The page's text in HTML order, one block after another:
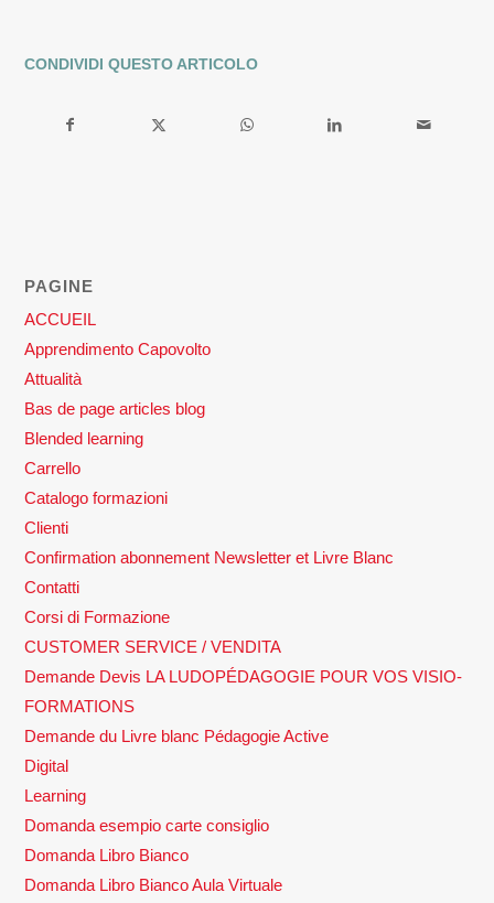
CONDIVIDI QUESTO ARTICOLO
PAGINE
ACCUEIL
Apprendimento Capovolto
Attualità
Bas de page articles blog
Blended learning
Carrello
Catalogo formazioni
Clienti
Confirmation abonnement Newsletter et Livre Blanc
Contatti
Corsi di Formazione
CUSTOMER SERVICE / VENDITA
Demande Devis LA LUDOPÉDAGOGIE POUR VOS VISIO-
FORMATIONS
Demande du Livre blanc Pédagogie Active
Digital
Learning
Domanda esempio carte consiglio
Domanda Libro Bianco
Domanda Libro Bianco Aula Virtuale